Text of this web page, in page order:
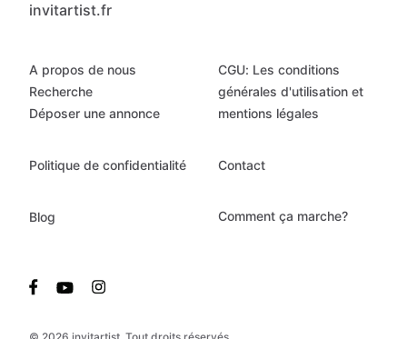
invitartist.fr
A propos de nous
Recherche
Déposer une annonce
CGU: Les conditions
générales d'utilisation et
mentions légales
Politique de confidentialité Contact
Blog Comment ça marche?